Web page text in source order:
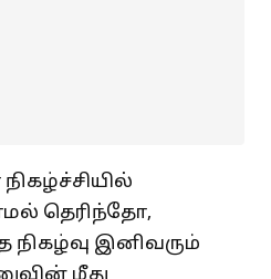
தெரிந்தோ,
இனிவரும்